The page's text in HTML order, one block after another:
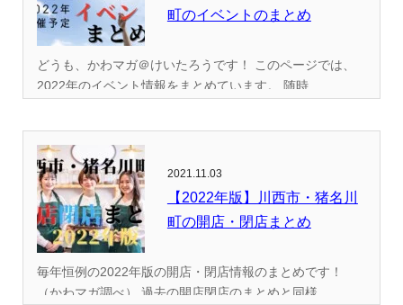
町のイベントのまとめ
どうも、かわマガ＠けいたろうです！ このページでは、
2022年のイベント情報をまとめています。 随時...
2021.11.03
【2022年版】川西市・猪名川
町の開店・閉店まとめ
毎年恒例の2022年版の開店・閉店情報のまとめです！
（かわマガ調べ） 過去の開店閉店のまとめと同様...